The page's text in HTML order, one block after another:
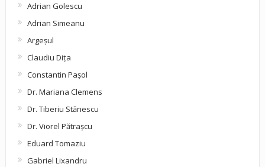
Adrian Golescu
Adrian Simeanu
Argeşul
Claudiu Diţa
Constantin Pașol
Dr. Mariana Clemens
Dr. Tiberiu Stănescu
Dr. Viorel Pătraşcu
Eduard Tomaziu
Gabriel Lixandru